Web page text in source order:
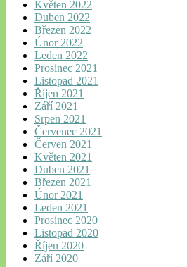
Květen 2022
Duben 2022
Březen 2022
Únor 2022
Leden 2022
Prosinec 2021
Listopad 2021
Říjen 2021
Září 2021
Srpen 2021
Červenec 2021
Červen 2021
Květen 2021
Duben 2021
Březen 2021
Únor 2021
Leden 2021
Prosinec 2020
Listopad 2020
Říjen 2020
Září 2020